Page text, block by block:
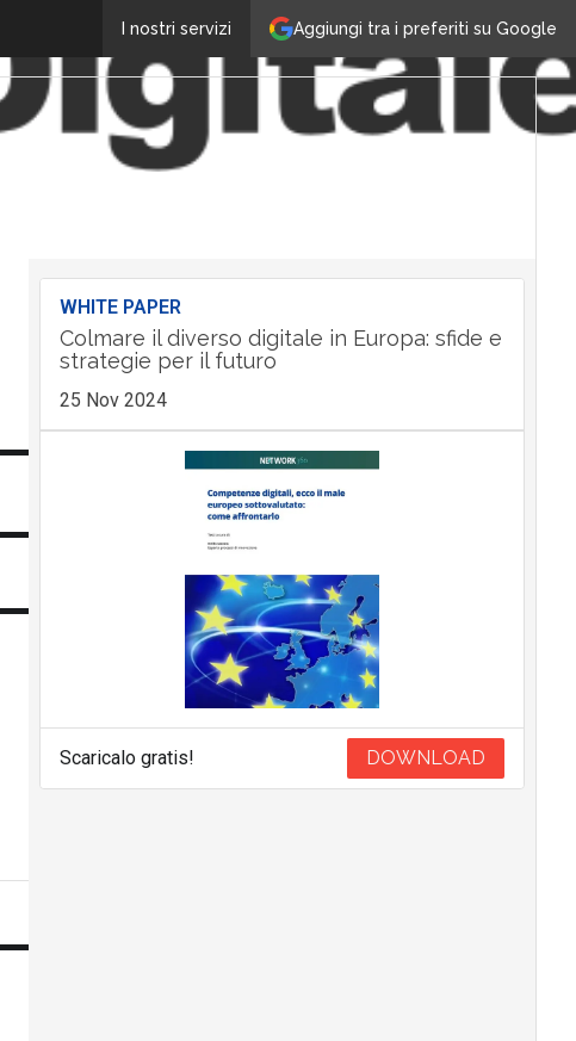
Aggiungi tra i preferiti su Google
I nostri servizi
WHITE PAPER
Colmare il diverso digitale in Europa: sfide e
strategie per il futuro
25 Nov 2024
Scaricalo gratis! DOWNLOAD